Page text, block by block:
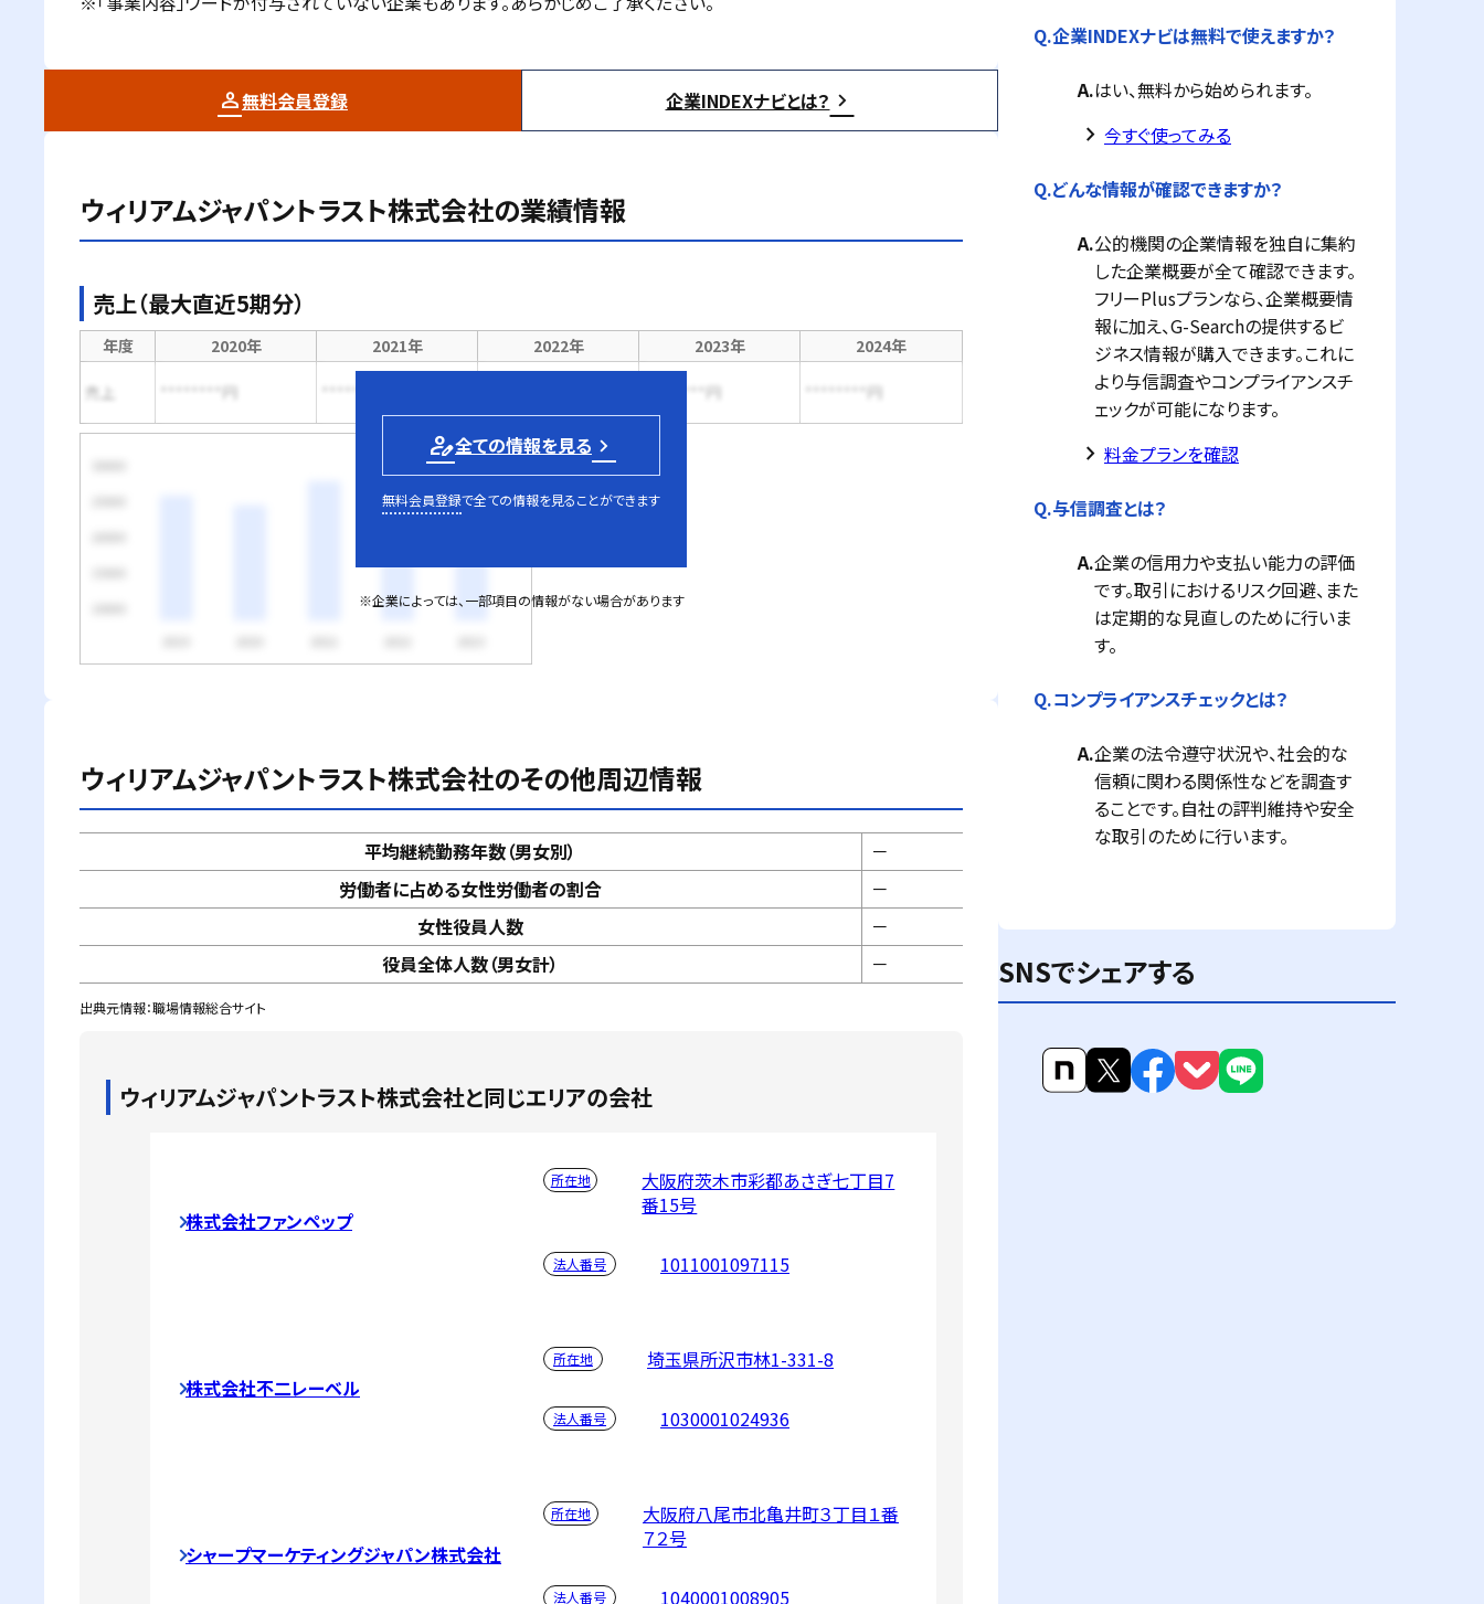
無料会員登録 企業INDEXナビとは？
ウィリアムジャパントラスト株式会社の業績情報
売上（最大直近5期分）
年度 2020年 2021年 2022年 2023年 2024年
売上 ********円 ********円 ********円
person_edit全ての情報を見る
無料会員登録で全ての情報を見ることができます
※企業によっては、一部項目の情報がない場合があります
ウィリアムジャパントラスト株式会社のその他周辺情報
平均継続勤務年数（男女別）
－
労働者に占める女性労働者の割合
－
女性役員人数
－
役員全体人数（男女計）
－
出典元情報：職場情報総合サイト
ウィリアムジャパントラスト株式会社と同じエリアの会社
株式会社ファンペップ
所在地
大阪府茨木市彩都あさぎ七丁目7
番15号
法人番号 1011001097115
株式会社不二レーベル
所在地 埼玉県所沢市林1-331-8
法人番号 1030001024936
シャープマーケティングジャパン株式会社
所在地
大阪府八尾市北亀井町３丁目１番
７２号
法人番号 1040001008905
Q.企業INDEXナビは無料で使えますか？
A.はい、無料から始められます。
keyboard_arrow_right 今すぐ使ってみる
Q.どんな情報が確認できますか？
A.公的機関の企業情報を独自に集約
した企業概要が全て確認できます。
フリーPlusプランなら、企業概要情
報に加え、G-Searchの提供するビ
ジネス情報が購入できます。これに
より与信調査やコンプライアンスチ
ェックが可能になります。
keyboard_arrow_right 料金プランを確認
Q.与信調査とは？
A.企業の信用力や支払い能力の評価
です。取引におけるリスク回避、また
は定期的な見直しのために行いま
す。
Q.コンプライアンスチェックとは？
A.企業の法令遵守状況や、社会的な
信頼に関わる関係性などを調査す
ることです。自社の評判維持や安全
な取引のために行います。
SNSでシェアする